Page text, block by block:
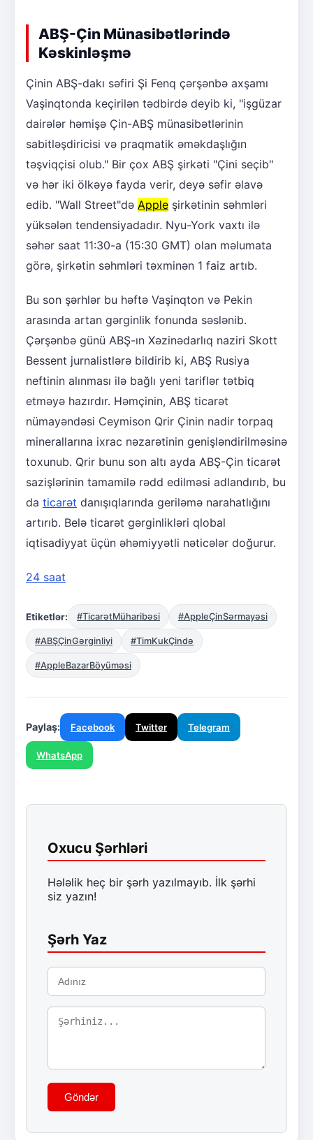
ABŞ-Çin Münasibətlərində
Kəskinləşmə
Çinin ABŞ-dakı səfiri Şi Fenq çərşənbə axşamı
Vaşinqtonda keçirilən tədbirdə deyib ki, "işgüzar
dairələr həmişə Çin-ABŞ münasibətlərinin
sabitləşdiricisi və praqmatik əməkdaşlığın
təşviqçisi olub." Bir çox ABŞ şirkəti "Çini seçib"
və hər iki ölkəyə fayda verir, deyə səfir əlavə
edib. "Wall Street"də Apple şirkətinin səhmləri
yüksələn tendensiyadadır. Nyu-York vaxtı ilə
səhər saat 11:30-a (15:30 GMT) olan məlumata
görə, şirkətin səhmləri təxminən 1 faiz artıb.
Bu son şərhlər bu həftə Vaşinqton və Pekin
arasında artan gərginlik fonunda səslənib.
Çərşənbə günü ABŞ-ın Xəzinədarlıq naziri Skott
Bessent jurnalistlərə bildirib ki, ABŞ Rusiya
neftinin alınması ilə bağlı yeni tariflər tətbiq
etməyə hazırdır. Həmçinin, ABŞ ticarət
nümayəndəsi Ceymison Qrir Çinin nadir torpaq
minerallarına ixrac nəzarətinin genişləndirilməsinə
toxunub. Qrir bunu son altı ayda ABŞ-Çin ticarət
sazişlərinin tamamilə rədd edilməsi adlandırıb, bu
da ticarət danışıqlarında geriləmə narahatlığını
artırıb. Belə ticarət gərginlikləri qlobal
iqtisadiyyat üçün əhəmiyyətli nəticələr doğurur.
24 saat
Etiketlər: #TicarətMüharibəsi #AppleÇinSərmayəsi
#ABŞÇinGərginliyi #TimKukÇində
#AppleBazarBöyüməsi
Paylaş: Facebook Twitter Telegram
WhatsApp
Oxucu Şərhləri
Hələlik heç bir şərh yazılmayıb. İlk şərhi
siz yazın!
Şərh Yaz
Göndər